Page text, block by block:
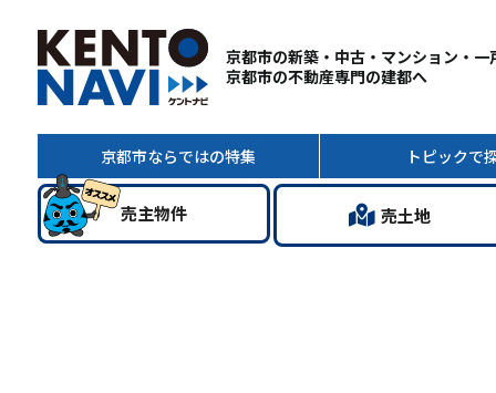
京都市の新築・中古・マンション・一
京都市の不動産専門の建都へ
京都市ならではの特集 トピックで
売主物件 売土地